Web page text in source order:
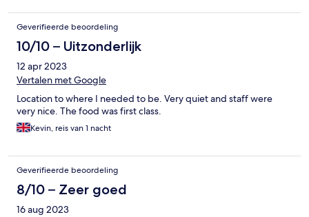
Geverifieerde beoordeling
10/10 – Uitzonderlijk
12 apr 2023
Vertalen met Google
Location to where I needed to be. Very quiet and staff were
very nice. The food was first class.
Kevin, reis van 1 nacht
Geverifieerde beoordeling
8/10 – Zeer goed
16 aug 2023